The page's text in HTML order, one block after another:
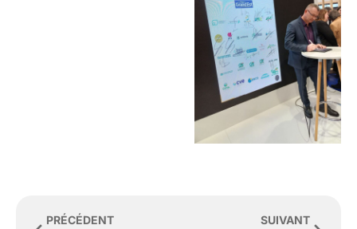
Précédent
PRÉCÉDENT
SUIVANTSuivant